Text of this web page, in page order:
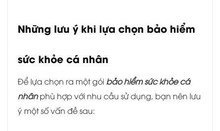
Những lưu ý khi lựa chọn bảo hiểm
sức khỏe cá nhân
Để lựa chọn ra một gói bảo hiểm sức khỏe cá
nhânphù hợp với nhu cầu sử dụng, bạn nên lưu
ý một số vấn đề sau: